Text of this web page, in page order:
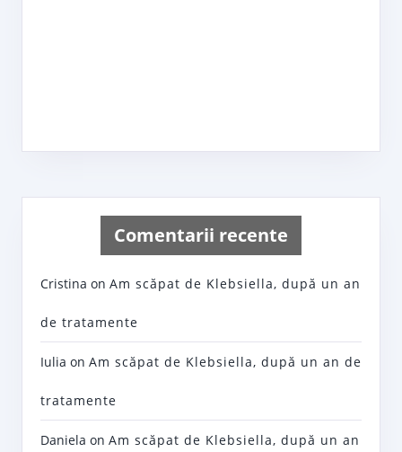
Comentarii recente
Cristina on Am scăpat de Klebsiella, după un an
de tratamente
Iulia on Am scăpat de Klebsiella, după un an de
tratamente
Daniela on Am scăpat de Klebsiella, după un an